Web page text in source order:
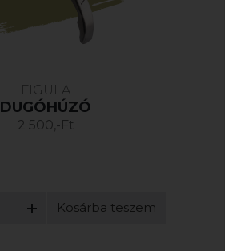
FIGULA
DUGÓHÚZÓ
2 500,-Ft
Kosárba teszem